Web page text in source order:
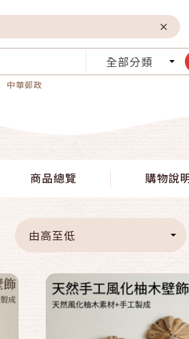
全部分類
中華郵政
商品總覽 購物說
由高至低